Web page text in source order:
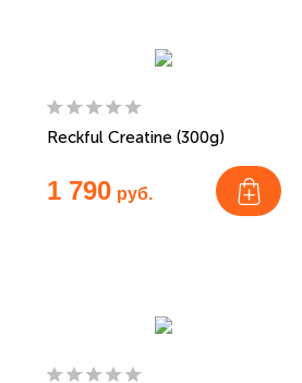
Reckful Creatine (300g)
1 790 руб.